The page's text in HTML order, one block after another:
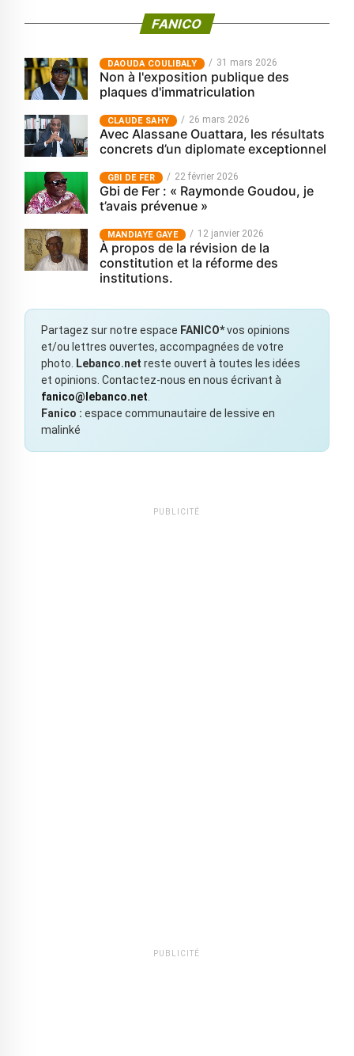
FANICO
‎DAOUDA COULIBALY 31 mars 2026
Non à l'exposition publique des
plaques d'immatriculation
CLAUDE SAHY 26 mars 2026
Avec Alassane Ouattara, les résultats
concrets d’un diplomate exceptionnel
GBI DE FER 22 février 2026
Gbi de Fer : « Raymonde Goudou, je
t’avais prévenue »
MANDIAYE GAYE 12 janvier 2026
À propos de la révision de la
constitution et la réforme des
institutions.
Partagez sur notre espace FANICO*vos opinions
et/ou lettres ouvertes, accompagnées de votre
photo.
Lebanco.net reste ouvert à toutes les idées
et opinions. Contactez-nous en nous écrivant à
fanico@lebanco.net
Fanico : espace communautaire de lessive en
malinké
PUBLICITÉ
PUBLICITÉ